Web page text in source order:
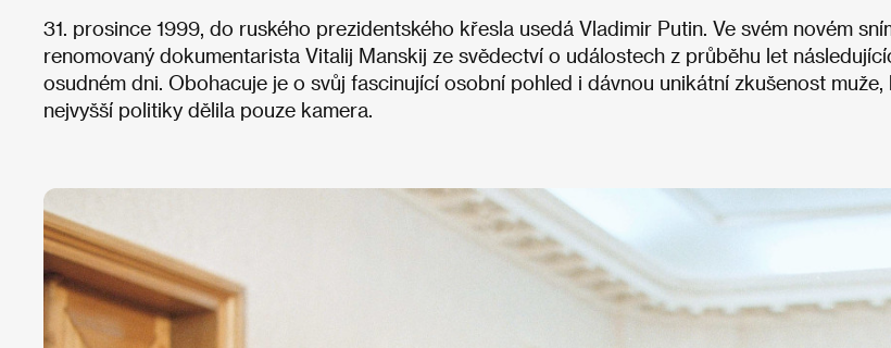
31. prosince 1999, do ruského prezidentského křesla usedá Vladimir Putin. Ve svém novém
renomovaný dokumentarista Vitalij Manskij ze svědectví o událostech z průběhu let
osudném dni. Obohacuje je o svůj fascinující osobní pohled i dávnou unikátní zkušenost
nejvyšší politiky dělila pouze kamera.